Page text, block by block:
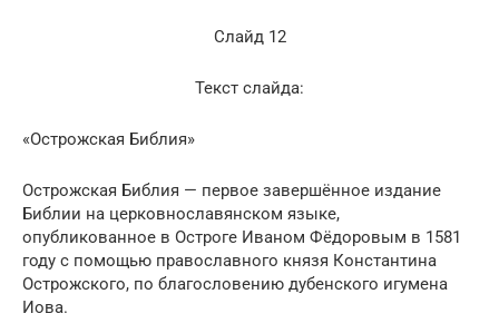
Слайд 12
Текст слайда:
«Острожская Библия»
Острожская Библия — первое завершённое издание
Библии на церковнославянском языке,
опубликованное в Остроге Иваном Фёдоровым в 1581
году с помощью православного князя Константина
Острожского, по благословению дубенского игумена
Иова.